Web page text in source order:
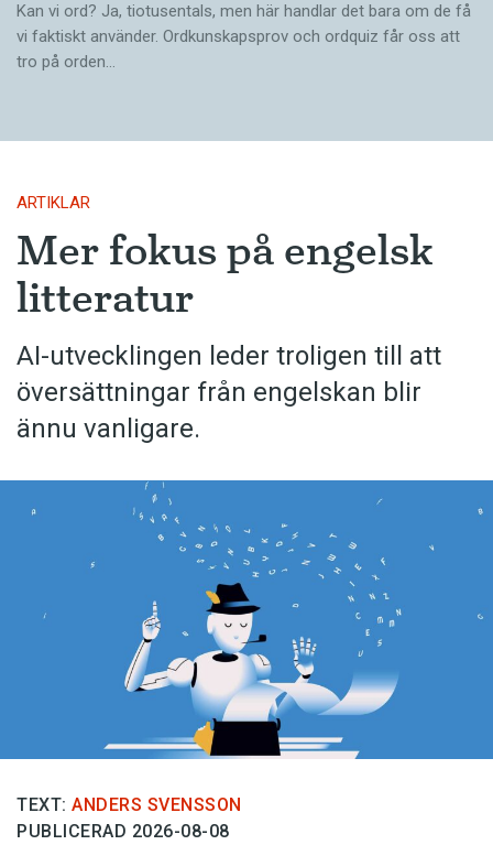
Kan vi ord? Ja, tiotusentals, men här handlar det bara om de få
vi faktiskt använder. Ordkunskapsprov och ordquiz får oss att
tro på orden…
ARTIKLAR
Mer fokus på engelsk
litteratur
AI-utvecklingen leder troligen till att
översättningar från engelskan blir
ännu vanligare.
TEXT: ANDERS SVENSSON
PUBLICERAD 2026-08-08